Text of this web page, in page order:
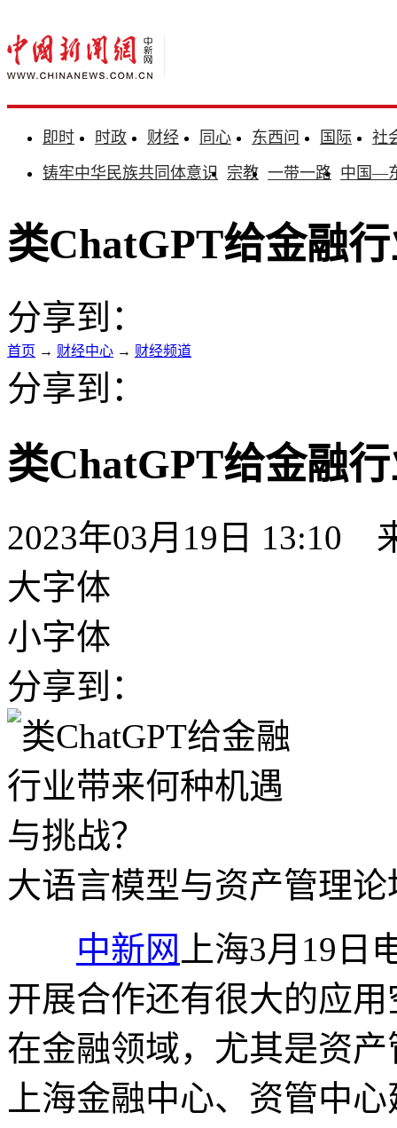
即时 时政 财经 同心 东西问 国际
社
铸牢中华民族共同体意识 宗教 一带一路 中国—
类ChatGPT给金融
分享到：
首页 → 财经中心 → 财经频道
分享到：
类ChatGPT给金融
2023年03月19日 13:10
大字体
小字体
分享到：
大语言模型与资产管理
中新网 上海3月19日
开展合作还有很大的应
在金融领域，尤其是资
上海金融中心、资管中